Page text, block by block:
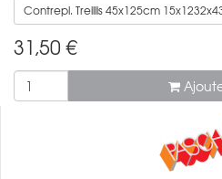
Contrepl. Treillis 45x125cm
31,50 €